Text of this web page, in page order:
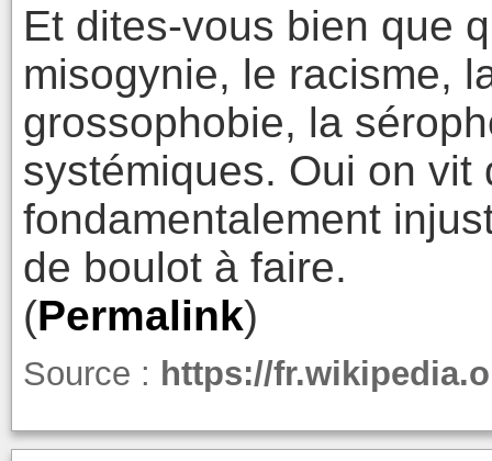
Et dites-vous bien que
misogynie, le racisme,
grossophobie, la
systémiques. Oui on
fondamentalement
de boulot à faire.
(Permalink)
Source : https://